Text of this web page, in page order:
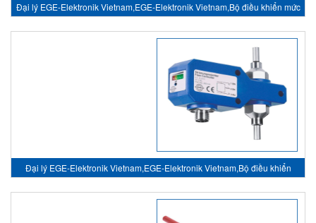
Đại lý EGE-Elektronik Vietnam,EGE-Elektronik Vietnam,Bộ điều khiển mức
Đại lý EGE-Elektronik Vietnam,EGE-Elektronik Vietnam,Bộ điều khiển